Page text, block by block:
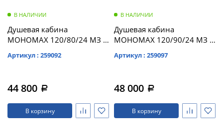
В НАЛИЧИИ
Душевая кабина
МОНОМАХ 120/80/24 МЗ L
асимметричная
Артикул : 259092
44 800 a
В корзину
В НАЛИЧИИ
Душевая кабина
МОНОМАХ 120/90/24 МЗ R
асимметричная
Артикул : 259097
48 000 a
В корзину